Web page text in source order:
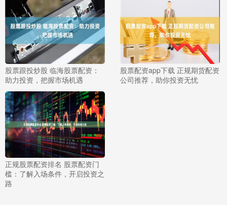
股票跟投炒股 临海股票配资：
助力投资，把握市场机遇
股票配资app下载 正规期货配资
公司推荐，助你投资无忧
正规股票配资排名 股票配资门
槛：了解入场条件，开启投资之
路